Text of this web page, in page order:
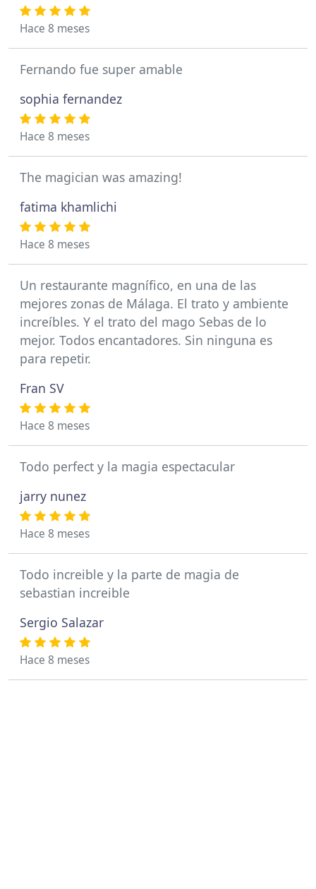
Hace 8 meses
Fernando fue super amable
sophia fernandez
Hace 8 meses
The magician was amazing!
fatima khamlichi
Hace 8 meses
Un restaurante magnífico, en una de las
mejores zonas de Málaga. El trato y ambiente
increíbles. Y el trato del mago Sebas de lo
mejor. Todos encantadores. Sin ninguna es
para repetir.
Fran SV
Hace 8 meses
Todo perfect y la magia espectacular
jarry nunez
Hace 8 meses
Todo increible y la parte de magia de
sebastian increible
Sergio Salazar
Hace 8 meses